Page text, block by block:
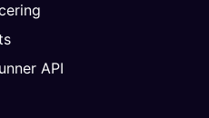
API